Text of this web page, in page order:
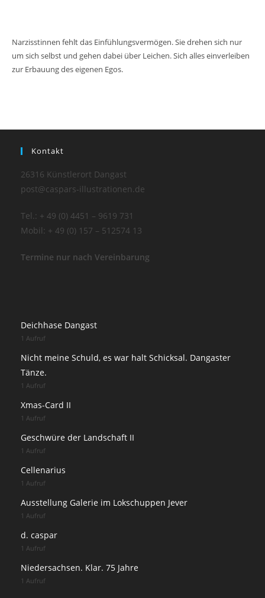
Narzisstinnen fehlt das Einfühlungsvermögen. Sie drehen sich nur
um sich selbst und gehen dabei über Leichen. Sich alles einverleiben
zur Erbauung des eigenen Egos.
Kontakt
26316 Künstlerort Dangast
post@caspars-illustrationen.de
Tel.: + 49 (0) 4451 – 9619 731
Mobil: + 49 (0) 157 – 512574 13
Termine nur nach Vereinbarung
Deichhase Dangast
1 Aufruf
Nicht meine Schuld, es war halt Schicksal. Dangaster
Tänze.
1 Aufruf
Xmas-Card II
1 Aufruf
Geschwüre der Landschaft II
1 Aufruf
Cellenarius
1 Aufruf
Ausstellung Galerie im Lokschuppen Jever
1 Aufruf
d. caspar
1 Aufruf
Niedersachsen. Klar. 75 Jahre
1 Aufruf